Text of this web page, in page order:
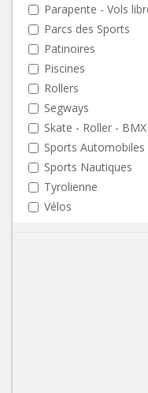
Parapente - Vols
Parcs des Sports
Patinoires
Piscines
Rollers
Segways
Skate - Roller -
Sports Automobiles
Sports Nautiques
Tyrolienne
Vélos